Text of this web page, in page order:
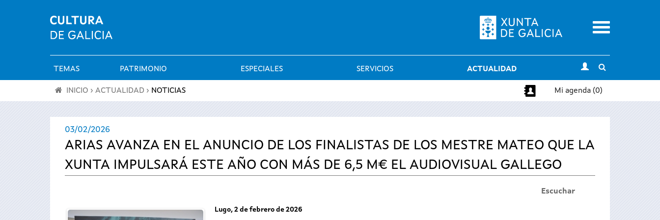
Menu
Menú
principal
TEMAS PATRIMONIO ESPECIALES SERVICIOS ACTUALIDAD
search
encuentra
aquí
INICIO › ACTUALIDAD › NOTICIAS Mi agenda (0)
03/02/2026
ARIAS AVANZA EN EL ANUNCIO DE LOS FINALISTAS DE LOS MESTRE MATEO QUE LA
XUNTA IMPULSARÁ ESTE AÑO CON MÁS DE 6,5 M€ EL AUDIOVISUAL GALLEGO
Escuchar
Lugo, 2 de febrero de 2026